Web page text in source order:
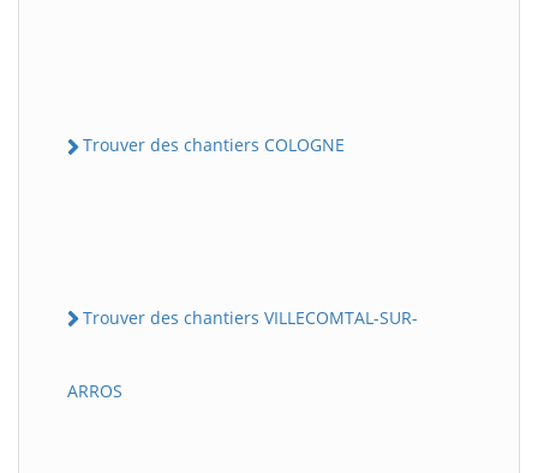
Trouver des chantiers COLOGNE
Trouver des chantiers VILLECOMTAL-SUR-
ARROS